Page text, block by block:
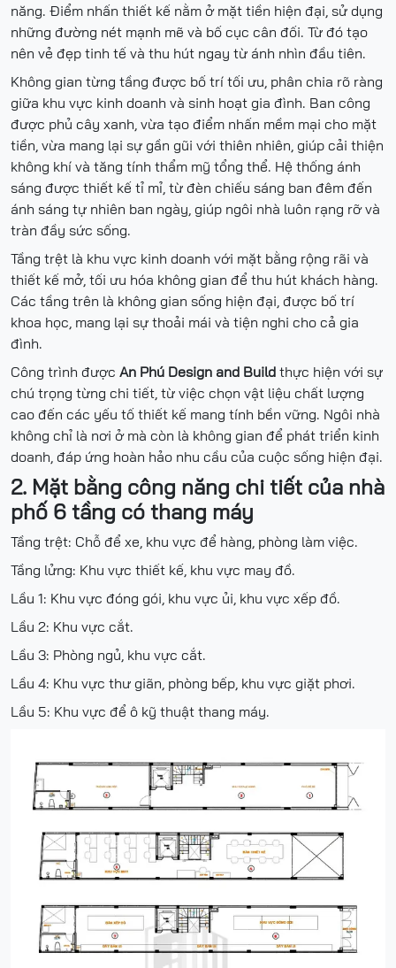
năng. Điểm nhấn thiết kế nằm ở mặt tiền hiện đại, sử dụng
những đường nét mạnh mẽ và bố cục cân đối. Từ đó tạo
nên vẻ đẹp tinh tế và thu hút ngay từ ánh nhìn đầu tiên.
Không gian từng tầng được bố trí tối ưu, phân chia rõ ràng
giữa khu vực kinh doanh và sinh hoạt gia đình. Ban công
được phủ cây xanh, vừa tạo điểm nhấn mềm mại cho mặt
tiền, vừa mang lại sự gần gũi với thiên nhiên, giúp cải thiện
không khí và tăng tính thẩm mỹ tổng thể. Hệ thống ánh
sáng được thiết kế tỉ mỉ, từ đèn chiếu sáng ban đêm đến
ánh sáng tự nhiên ban ngày, giúp ngôi nhà luôn rạng rỡ và
tràn đầy sức sống.
Tầng trệt là khu vực kinh doanh với mặt bằng rộng rãi và
thiết kế mở, tối ưu hóa không gian để thu hút khách hàng.
Các tầng trên là không gian sống hiện đại, được bố trí
khoa học, mang lại sự thoải mái và tiện nghi cho cả gia
đình.
Công trình được An Phú Design and Build thực hiện với sự
chú trọng từng chi tiết, từ việc chọn vật liệu chất lượng
cao đến các yếu tố thiết kế mang tính bền vững. Ngôi nhà
không chỉ là nơi ở mà còn là không gian để phát triển kinh
doanh, đáp ứng hoàn hảo nhu cầu của cuộc sống hiện đại.
2. Mặt bằng công năng chi tiết của nhà
phố 6 tầng có thang máy
Tầng trệt: Chỗ để xe, khu vực để hàng, phòng làm việc.
Tầng lửng: Khu vực thiết kế, khu vực may đồ.
Lầu 1: Khu vực đóng gói, khu vực ủi, khu vực xếp đồ.
Lầu 2: Khu vực cắt.
Lầu 3: Phòng ngủ, khu vực cắt.
Lầu 4: Khu vực thư giãn, phòng bếp, khu vực giặt phơi.
Lầu 5: Khu vực để ô kỹ thuật thang máy.